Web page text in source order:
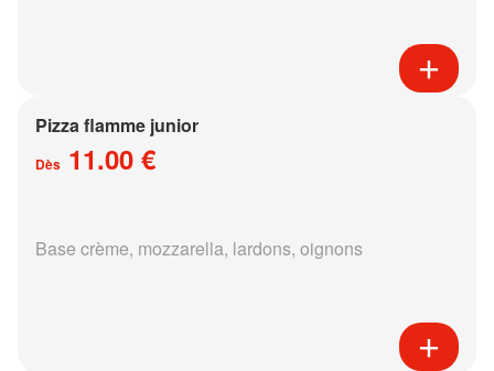
Pizza flamme junior
Dès 11.00 €
Base crème, mozzarella, lardons, oignons